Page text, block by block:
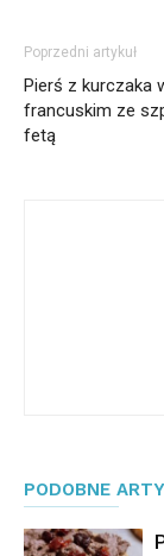
Poprzedni artykuł
Pierś z kurczaka
francuskim ze
fetą
PODOBNE